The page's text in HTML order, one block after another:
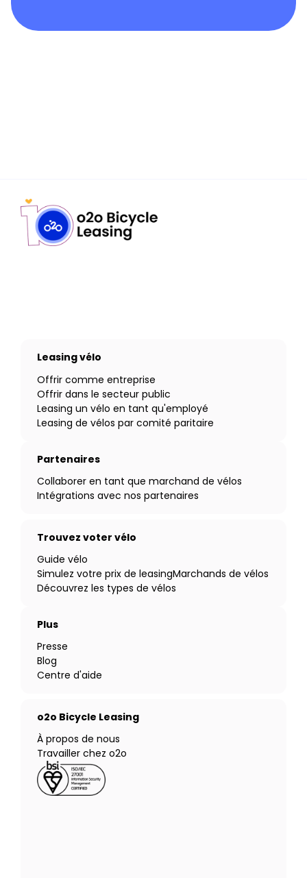
Leasing vélo
Offrir comme entreprise
Offrir dans le secteur public
Leasing un vélo en tant qu'employé
Leasing de vélos par comité paritaire
Partenaires
Collaborer en tant que marchand de vélos
Intégrations avec nos partenaires
Trouvez voter vélo
Guide vélo
Simulez votre prix de leasingMarchands de vélos
Découvrez les types de vélos
Plus
Presse
Blog
Centre d'aide
o2o Bicycle Leasing
À propos de nous
Travailler chez o2o